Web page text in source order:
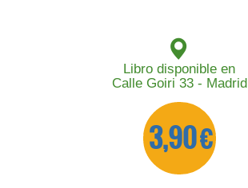
Libro disponible en
Calle Goiri 33 - Madrid
3,90 €